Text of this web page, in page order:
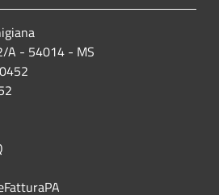
A - 54014 - MS